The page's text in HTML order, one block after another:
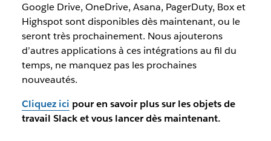
Google Drive, OneDrive, Asana, PagerDuty, Box et
Highspot sont disponibles dès maintenant, ou le
seront très prochainement. Nous ajouterons
d’autres applications à ces intégrations au fil du
temps, ne manquez pas les prochaines
nouveautés.
Cliquez ici pour en savoir plus sur les objets de
travail Slack et vous lancer dès maintenant.